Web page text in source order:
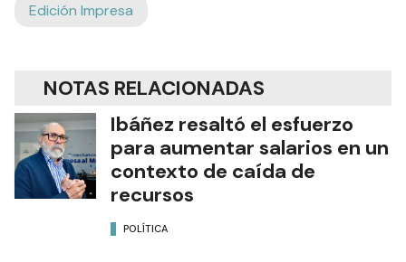
Edición Impresa
NOTAS RELACIONADAS
Ibáñez resaltó el esfuerzo
para aumentar salarios en un
contexto de caída de
recursos
POLÍTICA